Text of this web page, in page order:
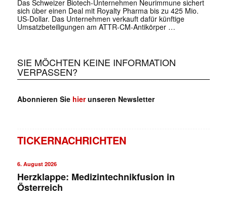
Das Schweizer Biotech-Unternehmen Neurimmune sichert
sich über einen Deal mit Royalty Pharma bis zu 425 Mio.
US-Dollar. Das Unternehmen verkauft dafür künftige
Umsatzbeteiligungen am ATTR-CM-Antikörper …
SIE MÖCHTEN KEINE INFORMATION
VERPASSEN?
Abonnieren Sie hierunseren Newsletter
TICKERNACHRICHTEN
6. August 2026
Herzklappe: Medizintechnikfusion in
Österreich